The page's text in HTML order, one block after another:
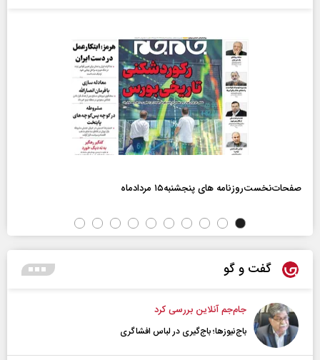
صفحات‌نخست‌روزنامه ها‌ی پنجشنبه‌۱۵ مردادماه
گفت و گو
جام‌جم آنلاین بررسی کرد
باج‌نیوزها؛ باج‌گیری در لباس افشاگری